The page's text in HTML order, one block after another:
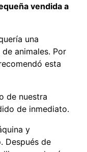
vendida a
una
animales. Por
esta
de nuestra
de inmediato.
y
Después de